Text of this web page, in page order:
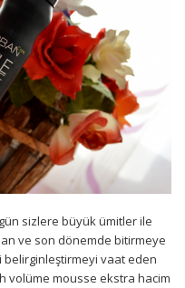
sizlere büyük ümitler ile
ve son dönemde bitirmeye
belirginleştirmeyi vaat eden
volüme mousse ekstra hacim